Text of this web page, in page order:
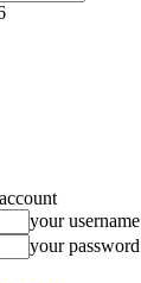
your username
your password